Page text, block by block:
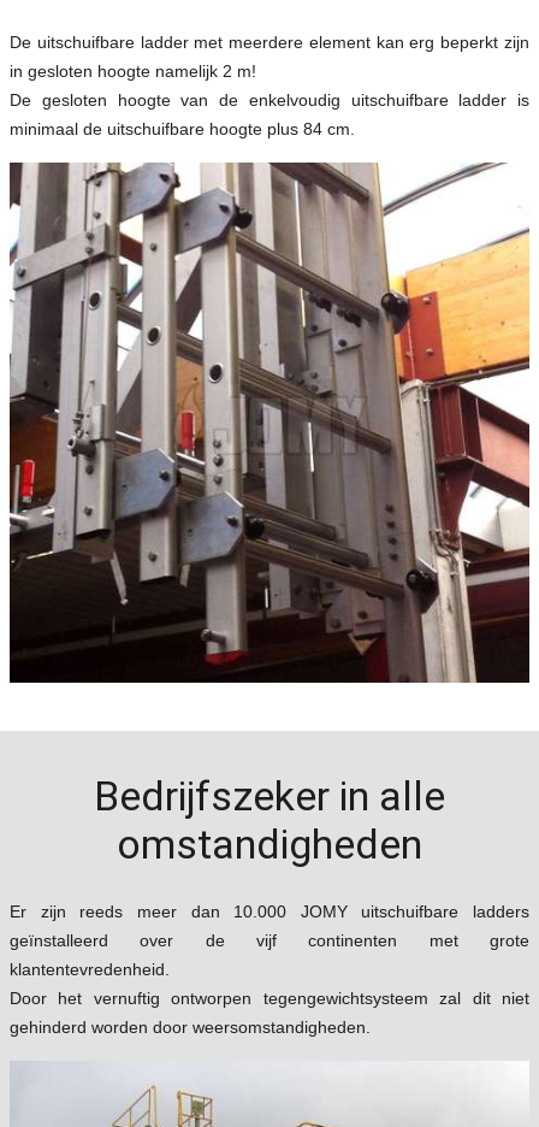
De uitschuifbare ladder met meerdere element kan erg beperkt zijn
in gesloten hoogte namelijk 2 m!
De gesloten hoogte van de enkelvoudig uitschuifbare ladder is
minimaal de uitschuifbare hoogte plus 84 cm.
Bedrijfszeker in alle
omstandigheden
Er zijn reeds meer dan 10.000 JOMY uitschuifbare ladders
geïnstalleerd over de vijf continenten met grote
klantentevredenheid.
Door het vernuftig ontworpen tegengewichtsysteem zal dit niet
gehinderd worden door weersomstandigheden.